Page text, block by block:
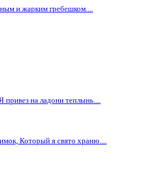
и жарким гребешком....
привез на ладони теплынь....
Который я свято храню....